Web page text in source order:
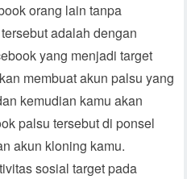
orang lain tanpa
adalah dengan
yang menjadi target
membuat akun palsu yang
kemudian kamu akan
palsu tersebut di ponsel
akun kloning kamu.
sosial target pada